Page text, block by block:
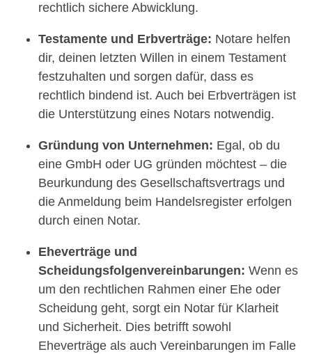
rechtlich sichere Abwicklung.
Testamente und Erbverträge: Notare helfen
dir, deinen letzten Willen in einem Testament
festzuhalten und sorgen dafür, dass es
rechtlich bindend ist. Auch bei Erbverträgen ist
die Unterstützung eines Notars notwendig.
Gründung von Unternehmen: Egal, ob du
eine GmbH oder UG gründen möchtest – die
Beurkundung des Gesellschaftsvertrags und
die Anmeldung beim Handelsregister erfolgen
durch einen Notar.
Eheverträge und
Scheidungsfolgenvereinbarungen: Wenn es
um den rechtlichen Rahmen einer Ehe oder
Scheidung geht, sorgt ein Notar für Klarheit
und Sicherheit. Dies betrifft sowohl
Eheverträge als auch Vereinbarungen im Falle